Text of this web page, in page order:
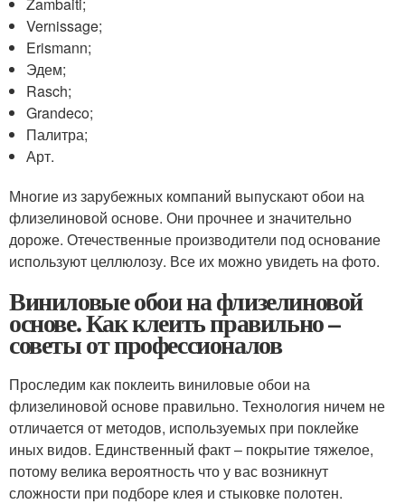
Vernissage;
Erismann;
Эдем;
Rasch;
Grandeco;
Палитра;
Арт.
Многие из зарубежных компаний выпускают обои на
флизелиновой основе. Они прочнее и значительно
дороже. Отечественные производители под основание
используют целлюлозу. Все их можно увидеть на фото.
Виниловые обои на флизелиновой
основе. Как клеить правильно –
советы от профессионалов
Проследим как поклеить виниловые обои на
флизелиновой основе правильно. Технология ничем не
отличается от методов, используемых при поклейке
иных видов. Единственный факт – покрытие тяжелое,
потому велика вероятность что у вас возникнут
сложности при подборе клея и стыковке полотен.